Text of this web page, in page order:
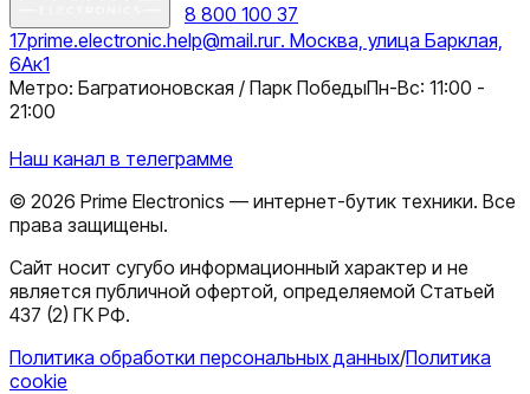
8 800 100 37
17prime.electronic.help@mail.ruг. Москва, улица Барклая,
6Ак1
Метро: Багратионовская / Парк ПобедыПн-Вс: 11:00 -
21:00
Наш канал в телеграмме
© 2026 Prime Electronics — интернет-бутик техники. Все
права защищены.
Сайт носит сугубо информационный характер и не
является публичной офертой, определяемой Статьей
437 (2) ГК РФ.
Политика обработки персональных данных/Политика
cookie